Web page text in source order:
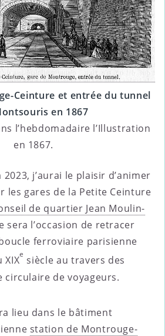
Ceinture et entrée du tunnel
en 1867
l’hebdomadaire l’Illustration
en 1867.
j’aurai le plaisir d’animer
les gares de la Petite Ceinture
de quartier Jean Moulin-
sera l’occasion de retracer
ferroviaire parisienne
XIX
e
siècle au travers des
circulaire de voyageurs.
lieu dans le bâtiment
station de Montrouge-